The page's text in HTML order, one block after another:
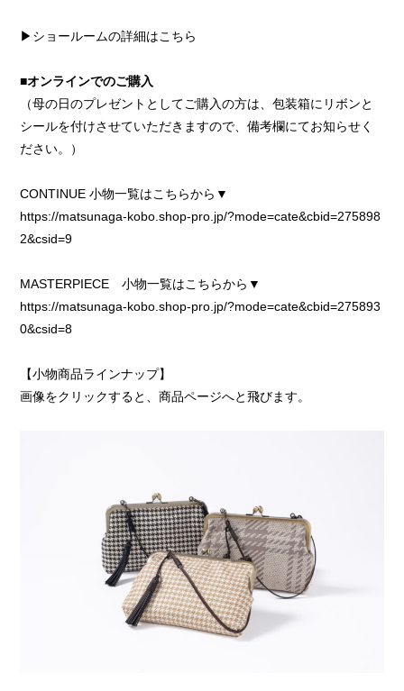
▶︎ショールームの詳細はこちら
■オンラインでのご購入
（母の日のプレゼントとしてご購入の方は、包装箱にリボンと
シールを付けさせていただきますので、備考欄にてお知らせく
ださい。）
CONTINUE 小物一覧はこちらから▼
https://matsunaga-kobo.shop-pro.jp/?mode=cate&cbid=275898
2&csid=9
MASTERPIECE 小物一覧はこちらから▼
https://matsunaga-kobo.shop-pro.jp/?mode=cate&cbid=275893
0&csid=8
【小物商品ラインナップ】
画像をクリックすると、商品ページへと飛びます。